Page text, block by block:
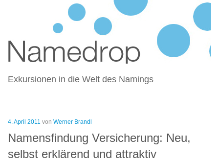
NAMEDROP – BLOG ZU
NAMENSFINDUNG UND NAMING
Exkursionen in die Welt des Namings
Veröffentlicht
am
4. April 2011 von Werner Brandl
Namensfindung Versicherung: Neu,
selbst erklärend und attraktiv